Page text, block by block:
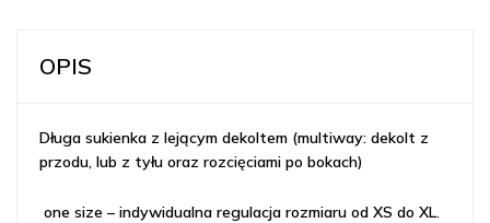
OPIS
Długa sukienka z lejącym dekoltem (multiway: dekolt z
przodu, lub z tyłu oraz rozcięciami po bokach)
one size – indywidualna regulacja rozmiaru od XS do XL.